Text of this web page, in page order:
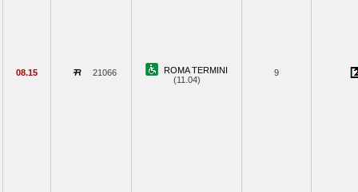
08.15 21066
ROMA TERMINI
(11.04)
9